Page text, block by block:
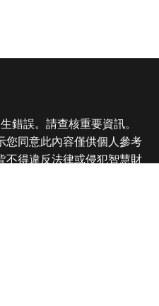
錯誤。請查核重要資訊。
您同意此內容僅供個人參考
不得違反法律或侵犯智慧財